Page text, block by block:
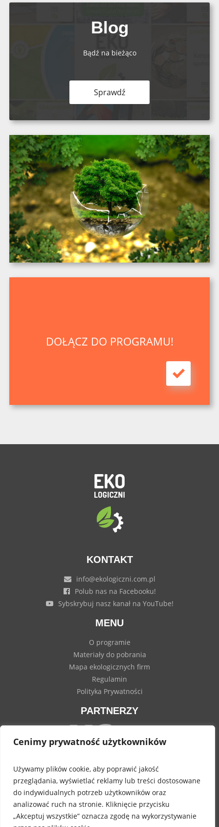
Cenimy prywatność użytkowników
Używamy plików cookie, aby poprawić jakość
przeglądania, wyświetlać reklamy lub treści dostosowane
do indywidualnych potrzeb użytkowników oraz
analizować ruch na stronie. Kliknięcie przycisku
„Akceptuj wszystkie” oznacza zgodę na wykorzystywanie
Blog
Bądź na bieżąco
Sprawdź
DOŁĄCZ DO PROGRAMU!
KONTAKT
info@ekologiczni.com.pl
Polub nas na Facebooku!
Sybskrybuj nasz kanał na YouTube!
MENU
O programie
Materiały do pobrania
Mapa ekologicznych firm
Regulamin
Polityka Prywatności
PARTNERZY
Instrukcja mycia rąk - bądź ekologiczny i zdrowy -